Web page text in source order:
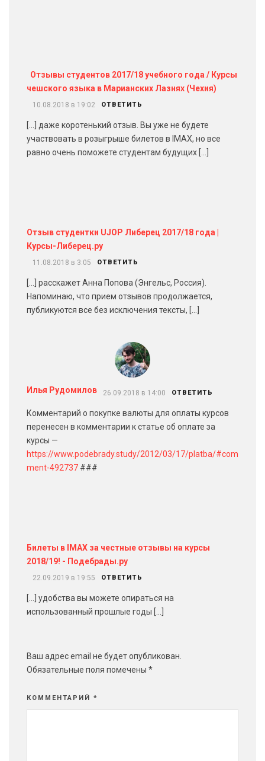
Отзывы студентов 2017/18 учебного года / Курсы
чешского языка в Марианских Лазнях (Чехия)
10.08.2018 в 19:02 ОТВЕТИТЬ
[…] даже коротенький отзыв. Вы уже не будете
участвовать в розыгрыше билетов в IMAX, но все
равно очень поможете студентам будущих […]
Отзыв студентки UJOP Либерец 2017/18 года |
Курсы-Либерец.ру
11.08.2018 в 3:05 ОТВЕТИТЬ
[…] расскажет Анна Попова (Энгельс, Россия).
Напоминаю, что прием отзывов продолжается,
публикуются все без исключения тексты, […]
Илья Рудомилов 26.09.2018 в 14:00 ОТВЕТИТЬ
Комментарий о покупке валюты для оплаты курсов
перенесен в комментарии к статье об оплате за
курсы —
https://www.podebrady.study/2012/03/17/platba/#com
ment-492737 ###
Билеты в IMAX за честные отзывы на курсы
2018/19! - Подебрады.ру
22.09.2019 в 19:55 ОТВЕТИТЬ
[…] удобства вы можете опираться на
использованный прошлые годы […]
Ваш адрес email не будет опубликован.
Обязательные поля помечены *
КОММЕНТАРИЙ *